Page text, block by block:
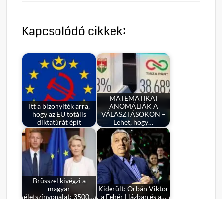
Kapcsolódó cikkek:
Itt a bizonyíték arra,
hogy az EU totális
diktatúrát épít
MATEMATIKAI
ANOMÁLIÁK A
VÁLASZTÁSOKON –
Lehet, hogy…
Brüsszel kivégzi a
magyar
életszínvonalat: 3500…
Kiderült: Orbán Viktor
a Fehér Házban és a…